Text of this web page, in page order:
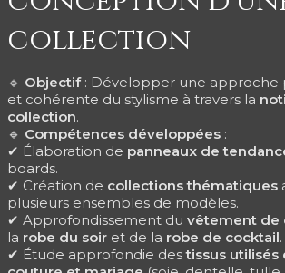
collection
🔹 Objectif: Développer une approche
et cohérente du stylisme à travers la
collection.
🔹 Compétences développées :
✔ Élaboration de panneaux de
boards.
✔ Création de collections thématiques
plusieurs ensembles de modèles.
✔ Approfondissement du vêtement de
la robe du soir et de la robe de cocktail.
✔ Étude approfondie destissus utilisés